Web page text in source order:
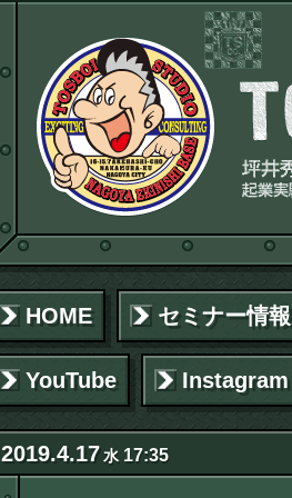
HOME セミナー情報
YouTube Instagram
2019.4.17水17:35